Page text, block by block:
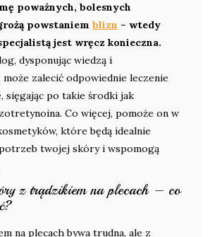
poważnych, bolesnych
powstaniem blizn – wtedy
jest wręcz konieczna.
dysponując wiedzą i
może zalecić odpowiednie leczenie
sięgając po takie środki jak
Co więcej, pomoże on w
które będą idealnie
twojej skóry i wspomogą
z trądzikiem na plecach – co
na plecach bywa trudna, ale z